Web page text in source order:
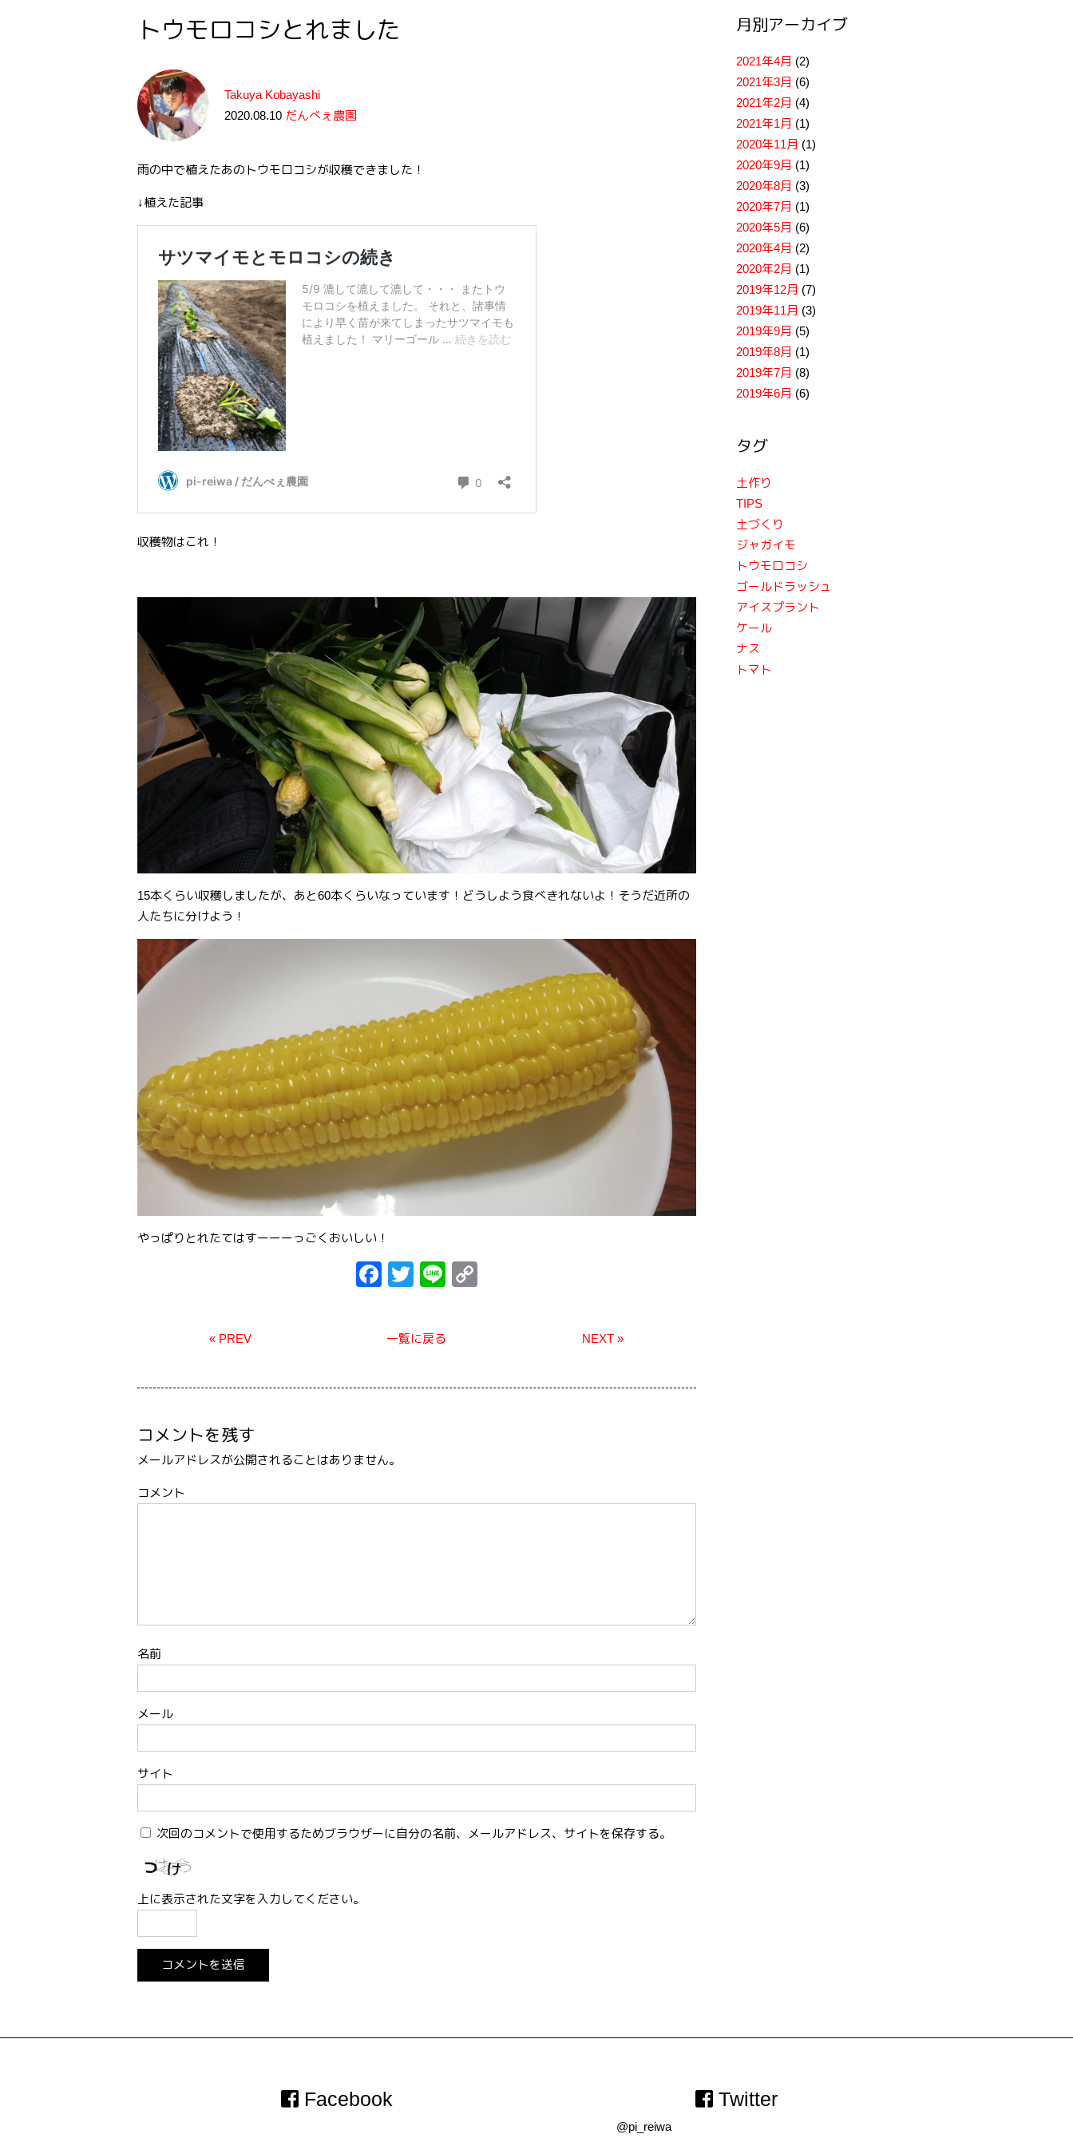
トウモロコシとれました
Takuya Kobayashi
2020.08.10 だんべぇ農園
雨の中で植えたあのトウモロコシが収穫できました！
↓植えた記事
収穫物はこれ！
15本くらい収穫しましたが、あと60本くらいなっています！どうしよう食べきれないよ！そうだ近所の
人たちに分けよう！
やっぱりとれたてはすーーーっごくおいしい！
F
e
T
er
Li
« PREV 一覧に戻る NEXT »
コメントを残す
メールアドレスが公開されることはありません。
コメント
名前
メール
サイト
次回のコメントで使用するためブラウザーに自分の名前、メールアドレス、サイトを保存する。
上に表示された文字を入力してください。
月別アーカイブ
2021年4月 (2)
2021年3月 (6)
2021年2月 (4)
2021年1月 (1)
2020年11月 (1)
2020年9月 (1)
2020年8月 (3)
2020年7月 (1)
2020年5月 (6)
2020年4月 (2)
2020年2月 (1)
2019年12月 (7)
2019年11月 (3)
2019年9月 (5)
2019年8月 (1)
2019年7月 (8)
2019年6月 (6)
タグ
土作り
TIPS
土づくり
ジャガイモ
トウモロコシ
ゴールドラッシュ
アイスプラント
ケール
ナス
トマト
Facebook Twitter
@pi_reiwa